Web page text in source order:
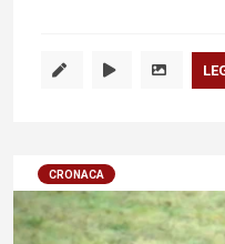
CRONACA